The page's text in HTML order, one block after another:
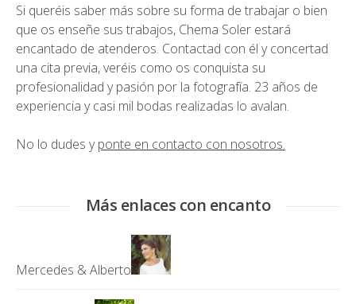
Si queréis saber más sobre su forma de trabajar o bien
que os enseñe sus trabajos, Chema Soler estará
encantado de atenderos. Contactad con él y concertad
una cita previa, veréis como os conquista su
profesionalidad y pasión por la fotografía. 23 años de
experiencia y casi mil bodas realizadas lo avalan.
No lo dudes yponte en contacto con nosotros.
Más enlaces con encanto
Mercedes & Alberto